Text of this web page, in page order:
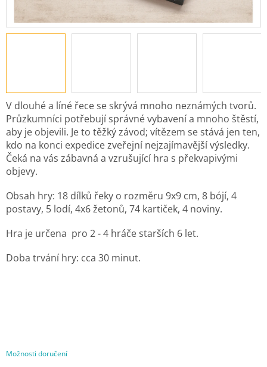
Možnosti doručení
V dlouhé a líné řece se skrývá mnoho neznámých tvorů.
Průzkumníci potřebují správné vybavení a mnoho štěstí,
aby je objevili. Je to těžký závod; vítězem se stává jen ten,
kdo na konci expedice zveřejní nejzajímavější výsledky.
Čeká na vás zábavná a vzrušující hra s překvapivými
objevy.
Obsah hry: 18 dílků řeky o rozměru 9x9 cm, 8 bójí, 4
postavy, 5 lodí, 4x6 žetonů, 74 kartiček, 4 noviny.
Hra je určena pro 2 - 4 hráče starších 6 let.
Doba trvání hry: cca 30 minut.